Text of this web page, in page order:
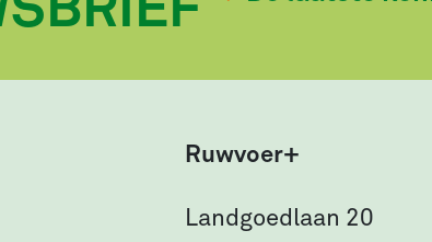
Ruwvoer+
Landgoedlaan 20